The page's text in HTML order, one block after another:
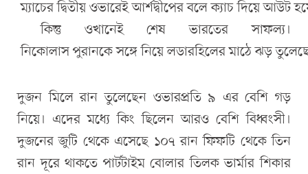
ম্যাচের দ্বিতীয় ওভারেই আর্শদ্বীপের বলে ক্যাচ দিয়ে আউট
কিন্তু ওখানেই শেষ ভারতের সাফল্য।
নিকোলাস পুরানকে সঙ্গে নিয়ে লডারহিলের মাঠে ঝড়
দুজন মিলে রান তুলেছেন ওভারপ্রতি ৯ এর বেশি গড়
নিয়ে। এদের মধ্যে কিং ছিলেন আরও বেশি বিধ্বংসী।
দুজনের জুটি থেকে এসেছে ১০৭ রান ফিফটি থেকে তিন
রান দূরে থাকতে পার্টটাইম বোলার তিলক ভার্মার শিকার